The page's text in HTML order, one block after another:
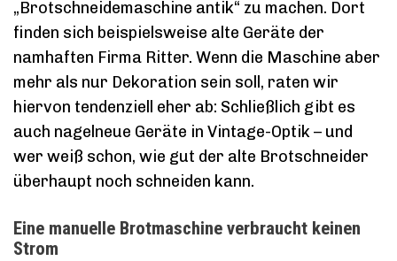
„Brotschneidemaschine antik“ zu machen. Dort
finden sich beispielsweise alte Geräte der
namhaften Firma Ritter. Wenn die Maschine aber
mehr als nur Dekoration sein soll, raten wir
hiervon tendenziell eher ab: Schließlich gibt es
auch nagelneue Geräte in Vintage-Optik – und
wer weiß schon, wie gut der alte Brotschneider
überhaupt noch schneiden kann.
Eine manuelle Brotmaschine verbraucht keinen
Strom